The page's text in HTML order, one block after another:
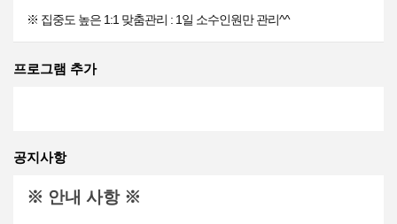
※ 집중도 높은 1:1 맞춤관리 : 1일 소수인원만 관리^^
프로그램 추가
공지사항
※ 안내 사항 ※